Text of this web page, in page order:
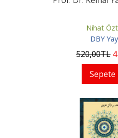
Nihat
DBY
520,00TL
Sepete